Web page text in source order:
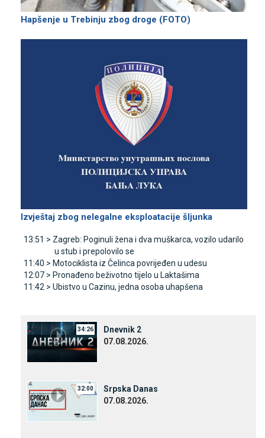
Hapšenje u Trebinju zbog droge (FOTO)
Izvještaj zbog nelegalne eksploatacije šljunka
13:51 > Zagreb: Poginuli žena i dva muškarca, vozilo udarilo
u stub i prepolovilo se
11:40 > Motociklista iz Čelinca povrijeđen u udesu
12:07 > Pronađeno beživotno tijelo u Laktašima
11:42 > Ubistvo u Cazinu, jedna osoba uhapšena
34:26
Dnevnik 2
07.08.2026.
32:00
Srpska Danas
07.08.2026.